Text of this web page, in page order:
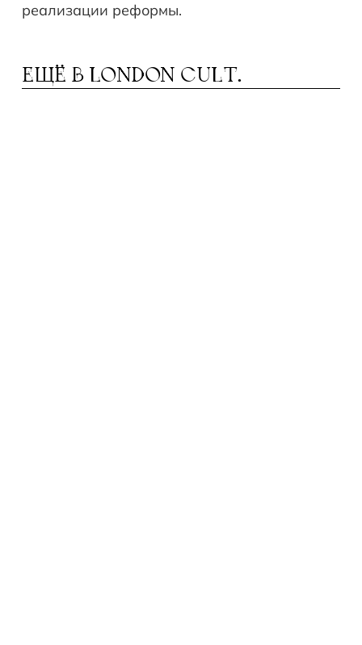
реализации реформы.
ЕЩЁ В LONDON CULT.